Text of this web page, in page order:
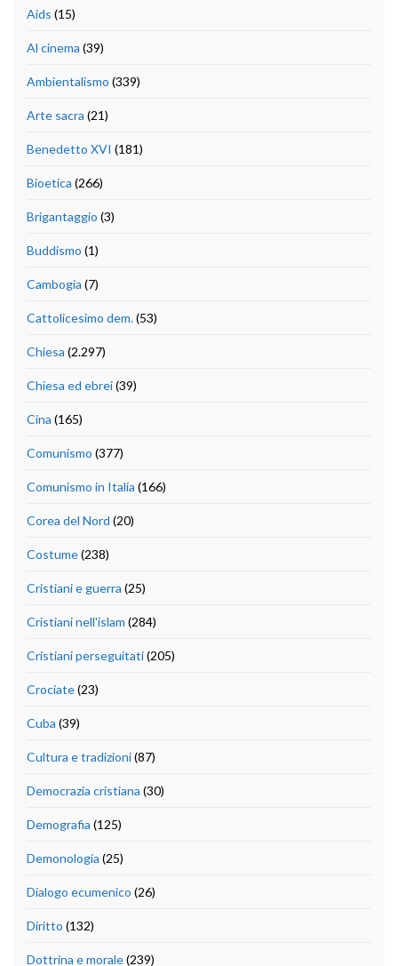
Aids (15)
Al cinema (39)
Ambientalismo (339)
Arte sacra (21)
Benedetto XVI (181)
Bioetica (266)
Brigantaggio (3)
Buddismo (1)
Cambogia (7)
Cattolicesimo dem.(53)
Chiesa (2.297)
Chiesa ed ebrei(39)
Cina (165)
Comunismo (377)
Comunismo in Italia (166)
Corea del Nord (20)
Costume(238)
Cristiani e guerra (25)
Cristiani nell'islam (284)
Cristiani perseguitati(205)
Crociate(23)
Cuba (39)
Cultura e tradizioni(87)
Democrazia cristiana (30)
Demografia (125)
Demonologia (25)
Dialogo ecumenico (26)
Diritto (132)
Dottrina e morale(239)